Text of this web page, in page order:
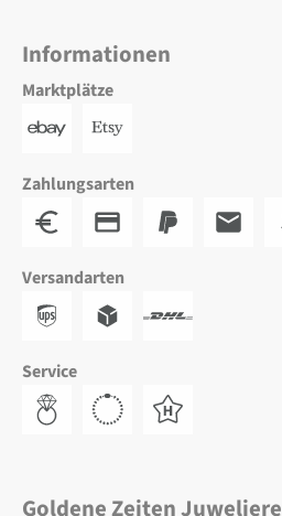
Informationen
Marktplätze
Zahlungsarten
Versandarten
Service
Goldene Zeiten Juweliere